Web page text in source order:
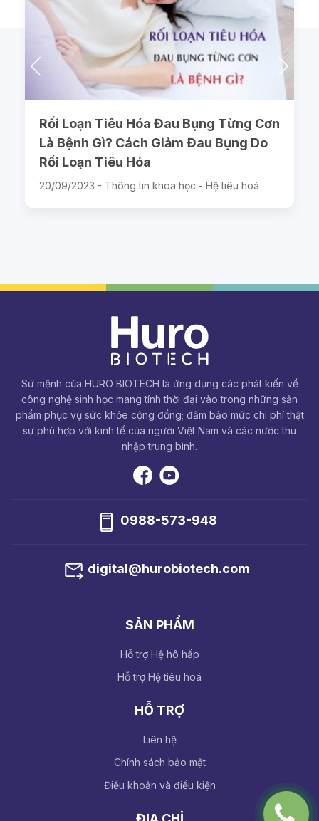
Rối Loạn Tiêu Hóa Đau Bụng Từng Cơn
Là Bệnh Gì? Cách Giảm Đau Bụng Do
Rối Loạn Tiêu Hóa
20/09/2023 - Thông tin khoa học - Hệ tiêu hoá
Sứ mệnh của HURO BIOTECH là ứng dụng các phát kiến về
công nghệ sinh học mang tính thời đại vào trong những sản
phẩm phục vụ sức khỏe cộng đồng; đảm bảo mức chi phí thật
sự phù hợp với kinh tế của người Việt Nam và các nước thu
nhập trung bình.
0988-573-948
digital@hurobiotech.com
SẢN PHẨM
Hỗ trợ Hệ hô hấp
Hỗ trợ Hệ tiêu hoá
HỖ TRỢ
Liên hệ
Chính sách bảo mật
Điều khoản và điều kiện